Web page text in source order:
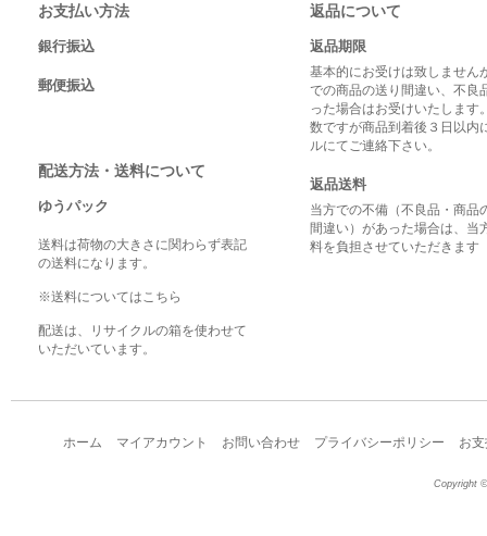
お支払い方法
銀行振込
郵便振込
配送方法・送料について
ゆうパック
送料は荷物の大きさに関わらず表記
の送料になります。
※送料についてはこちら
配送は、リサイクルの箱を使わせて
いただいています。
返品について
返品期限
基本的にお受けは致しません
での商品の送り間違い、不良
った場合はお受けいたします
数ですが商品到着後３日以内
ルにてご連絡下さい。
返品送料
当方での不備（不良品・商品
間違い）があった場合は、当
料を負担させていただきます
ホーム マイアカウント お問い合わせ プライバシーポリシー お
Copyright